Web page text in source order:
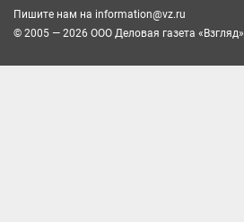
Пишите нам на information@vz.ru
© 2005 — 2026 ООО Деловая газета «Взгляд»